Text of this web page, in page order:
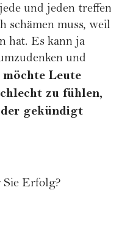
und jeden treffen
schämen muss, weil
hat. Es kann ja
und
Leute
zu fühlen,
gekündigt
Sie Erfolg?